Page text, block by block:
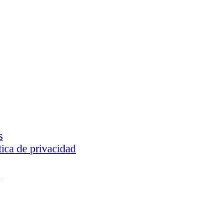
de privacidad